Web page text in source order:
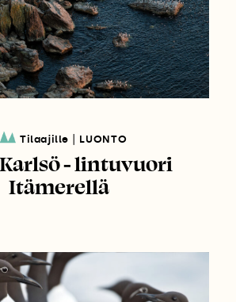
Tilaajille LUONTO
- lintuvuori
Itämerellä